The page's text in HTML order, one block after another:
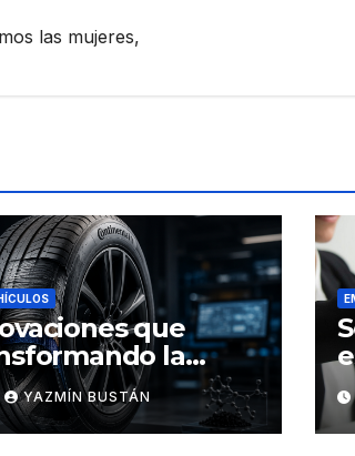
las mujeres,
que
la
los neumáticos y
futuro de la
YAZMÍN BUSTÁN